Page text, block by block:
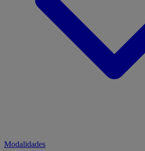
Modalidades